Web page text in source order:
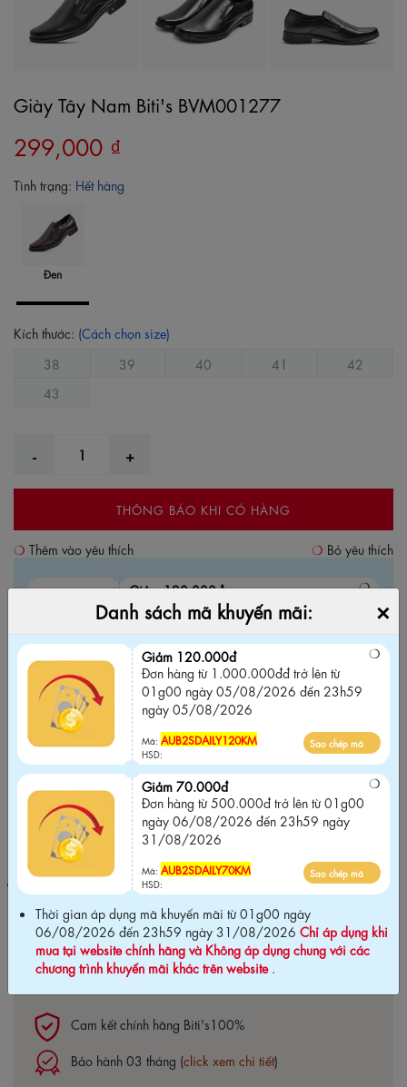
Giày Tây Nam Biti's BVM001277
299,000 ₫
Tình trạng: Hết hàng
Đen
Kích thước: (Cách chọn size)
38
39 40 41
42
43
THÔNG BÁO KHI CÓ HÀNG
Thêm vào yêu thích Bỏ yêu thích
Giảm 120.000đ
Đơn hàng từ 1.000.000đđ trở lên từ 01g00
ngày 05/08/2026 đến 23h59 ngày
05/08/2026
Mã:AUB2SDAILY120KM
HSD:
Sao chép mã
Giảm 70.000đ
Đơn hàng từ 500.000đ trở lên từ 01g00
ngày 06/08/2026 đến 23h59 ngày
31/08/2026
Mã:AUB2SDAILY70KM
HSD:
Sao chép mã
Thời gian áp dụng mã khuyến mãi từ 01g00 ngày 06/08/2026
chính hãng và Không áp dụng chung với các chương trình khuyến
mãi khác trên website.
Cam kết chính hãng Biti's100%
Bảo hành 03 tháng (click xem chi tiết)
Danh sách mã khuyến mãi: ×
Giảm 120.000đ
Đơn hàng từ 1.000.000đđ trở lên từ
01g00 ngày 05/08/2026 đến 23h59
ngày 05/08/2026
Mã: AUB2SDAILY120KM
HSD:
Sao chép mã
Giảm 70.000đ
Đơn hàng từ 500.000đ trở lên từ 01g00
ngày 06/08/2026 đến 23h59 ngày
31/08/2026
Mã: AUB2SDAILY70KM
HSD:
Sao chép mã
Thời gian áp dụng mã khuyến mãi từ 01g00 ngày
06/08/2026 đến 23h59 ngày 31/08/2026 Chỉ áp dụng khi
mua tại website chính hãng và Không áp dụng chung với các
chương trình khuyến mãi khác trên website